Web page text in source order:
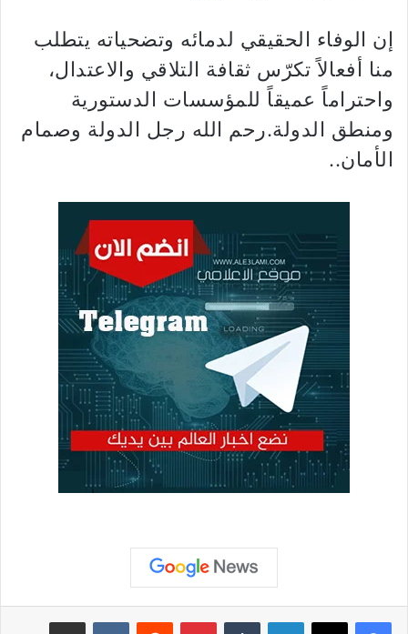
إن الوفاء الحقيقي لدمائه وتضحياته يتطلب
منا أفعالاً تكرّس ثقافة التلاقي والاعتدال،
واحتراماً عميقاً للمؤسسات الدستورية
ومنطق الدولة.رحم الله رجل الدولة وصمام
الأمان..
لينكدإن بينتيريست مشاركة عبر البريد